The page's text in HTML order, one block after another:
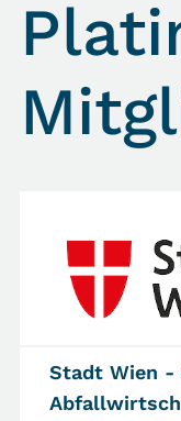
Stadt Wien -